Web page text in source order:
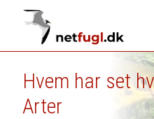
Hvem har set
Arter